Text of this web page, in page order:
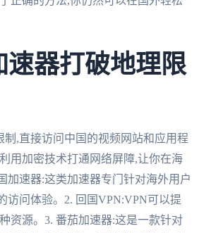
速器打破地理限
,直接访问中国的视频网站和应用程
用加密技术打通网络屏障,让你在海
加速器:这类加速器专门针对海外用户
访问体验。2. 回国VPN:VPN可以提
资源。3. 番茄加速器:这是一款针对